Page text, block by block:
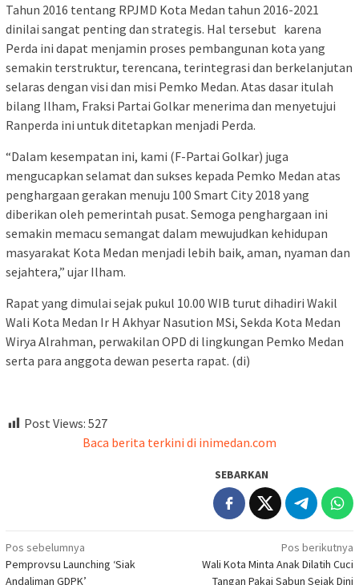
Tahun 2016 tentang RPJMD Kota Medan tahun 2016-2021
dinilai sangat penting dan strategis. Hal tersebut karena
Perda ini dapat menjamin proses pembangunan kota yang
semakin terstruktur, terencana, terintegrasi dan berkelanjutan
selaras dengan visi dan misi Pemko Medan. Atas dasar itulah
bilang Ilham, Fraksi Partai Golkar menerima dan menyetujui
Ranperda ini untuk ditetapkan menjadi Perda.
“Dalam kesempatan ini, kami (F-Partai Golkar) juga
mengucapkan selamat dan sukses kepada Pemko Medan atas
penghargaan gerakan menuju 100 Smart City 2018 yang
diberikan oleh pemerintah pusat. Semoga penghargaan ini
semakin memacu semangat dalam mewujudkan kehidupan
masyarakat Kota Medan menjadi lebih baik, aman, nyaman dan
sejahtera,” ujar Ilham.
Rapat yang dimulai sejak pukul 10.00 WIB turut dihadiri Wakil
Wali Kota Medan Ir H Akhyar Nasution MSi, Sekda Kota Medan
Wirya Alrahman, perwakilan OPD di lingkungan Pemko Medan
serta para anggota dewan peserta rapat. (di)
Post Views: 527
Baca berita terkini di inimedan.com
SEBARKAN
Navigasi
pos
Pos sebelumnya
Pemprovsu Launching ‘Siak
Andaliman GDPK’
Pos berikutnya
Wali Kota Minta Anak Dilatih Cuci
Tangan Pakai Sabun Sejak Dini